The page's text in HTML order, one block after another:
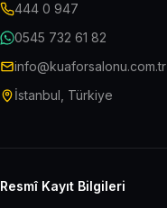
444 0 947
0545 732 61 82
info@kuaforsalonu.com.tr
İstanbul, Türkiye
Resmî Kayıt Bilgileri